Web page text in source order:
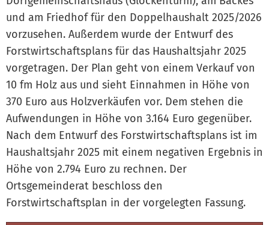
und am Friedhof für den Doppelhaushalt 2025/2026
vorzusehen. Außerdem wurde der Entwurf des
Forstwirtschaftsplans für das Haushaltsjahr 2025
vorgetragen. Der Plan geht von einem Verkauf von
10 fm Holz aus und sieht Einnahmen in Höhe von
370 Euro aus Holzverkäufen vor. Dem stehen die
Aufwendungen in Höhe von 3.164 Euro gegenüber.
Nach dem Entwurf des Forstwirtschaftsplans ist im
Haushaltsjahr 2025 mit einem negativen Ergebnis in
Höhe von 2.794 Euro zu rechnen. Der
Ortsgemeinderat beschloss den
Forstwirtschaftsplan in der vorgelegten Fassung.